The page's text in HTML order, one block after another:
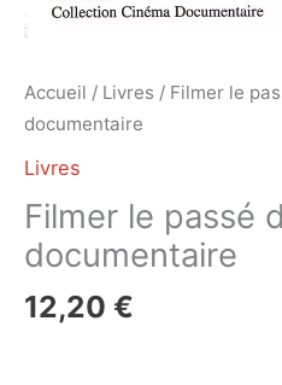
Accueil / Livres / Filmer le
documentaire
Livres
Filmer le passé
documentaire
12,20 €